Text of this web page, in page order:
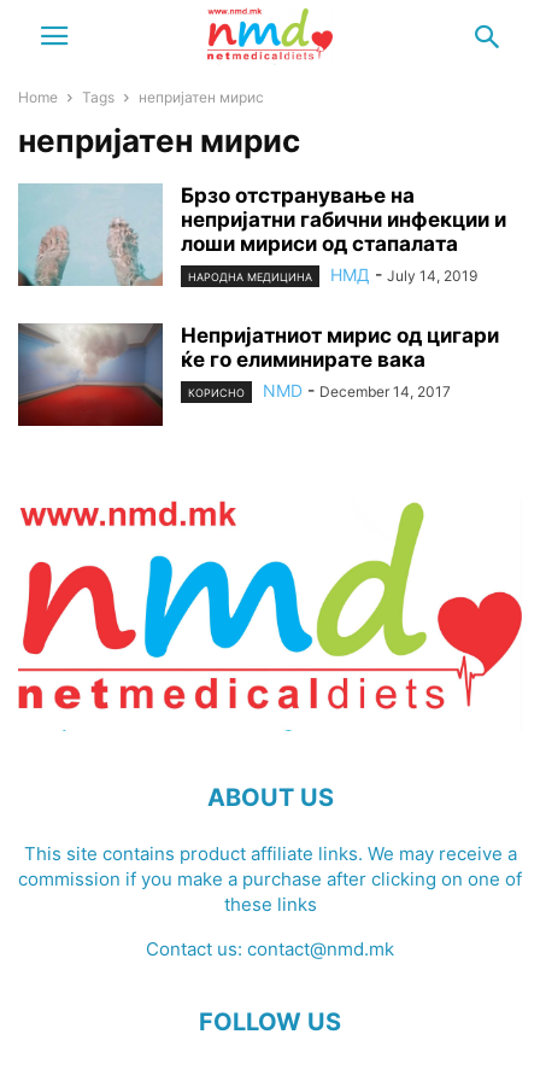
Home Tags непријатен мирис
непријатен мирис
Брзо отстранување на
непријатни габични инфекции и
лоши мириси од стапалата
НАРОДНА МЕДИЦИНА НМД - July 14, 2019
Непријатниот мирис од цигари
ќе го елиминирате вака
КОРИСНО NMD - December 14, 2017
ABOUT US
This site contains product affiliate links. We may receive a
commission if you make a purchase after clicking on one of
these links
Contact us: contact@nmd.mk
FOLLOW US